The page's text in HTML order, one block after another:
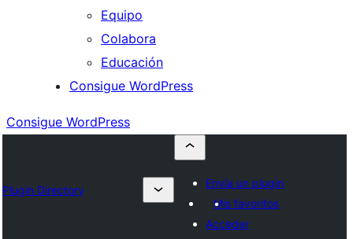
Equipo
Colabora
Educación
Consigue WordPress
Consigue WordPress
Plugin Directory
Envía un plugin
Mis favoritos
Acceder